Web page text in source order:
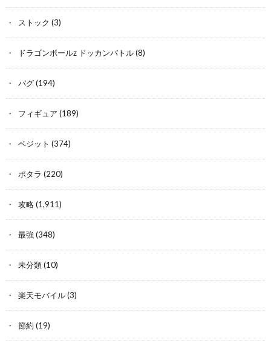
ストック (3)
ドラゴンボールz ドッカンバトル(8)
バグ(194)
フィギュア (189)
ベジット (374)
ポタラ (220)
攻略(1,911)
最強 (348)
未分類(10)
楽天モバイル(3)
節約 (19)